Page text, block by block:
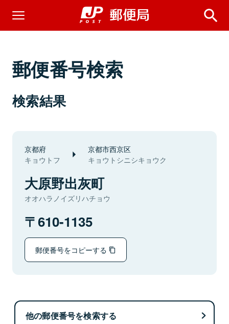
郵便番号検索
検索結果
京都府
キョウトフ
京都市西京区
キョウトシニシキョウク
大原野出灰町
オオハラノイズリハチョウ
610-1135
郵便番号をコピーする
他の郵便番号を検索する